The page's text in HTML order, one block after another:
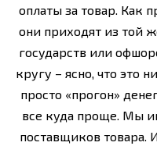
оплаты за товар. Как
они приходят из той
государств или
кругу – ясно, что это
просто «прогон»
все куда проще. Мы
поставщиков товара.